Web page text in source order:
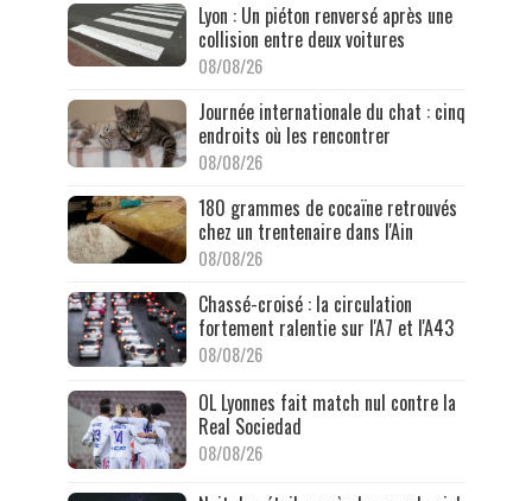
Lyon : Un piéton renversé après une
collision entre deux voitures
08/08/26
Journée internationale du chat : cinq
endroits où les rencontrer
08/08/26
180 grammes de cocaïne retrouvés
chez un trentenaire dans l'Ain
08/08/26
Chassé-croisé : la circulation
fortement ralentie sur l'A7 et l'A43
08/08/26
OL Lyonnes fait match nul contre la
Real Sociedad
08/08/26